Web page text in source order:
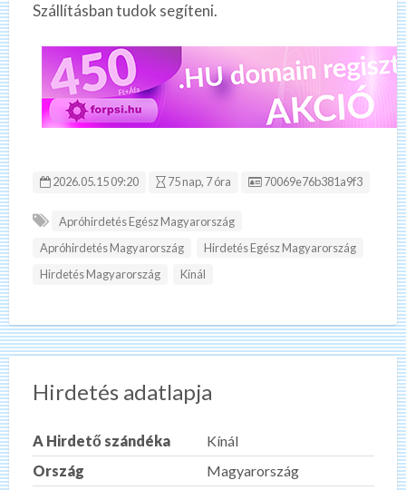
Szállításban tudok segíteni.
2026.05.15 09:20 75 nap, 7 óra Hirdetés ID:
70069e76b381a9f3
Apróhirdetés Egész Magyarország
Apróhirdetés Magyarország
Hirdetés Egész Magyarország
Hirdetés Magyarország
Kínál
Hirdetés adatlapja
A Hirdető szándéka
Kínál
Ország
Magyarország